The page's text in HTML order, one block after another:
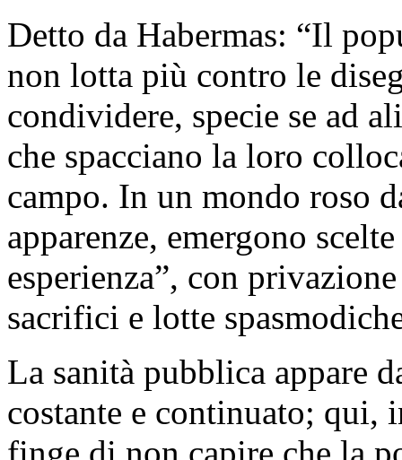
Detto da Habermas: “Il
non lotta più contro le
condividere, specie se ad
che spacciano la loro
campo. In un mondo roso
apparenze, emergono
esperienza”, con
sacrifici e lotte
La sanità pubblica appare
costante e continuato; qui,
finge di non capire che la